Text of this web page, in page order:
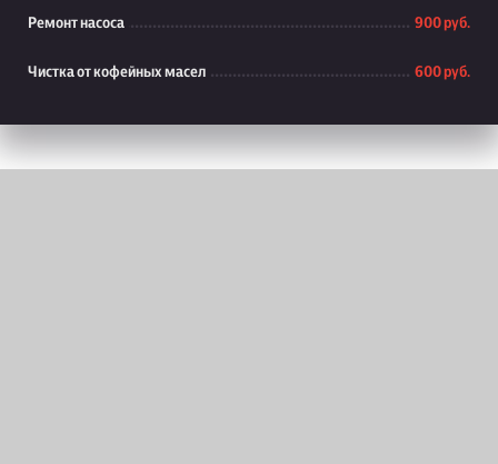
Ремонт насоса 900 руб.
Чистка от кофейных масел 600 руб.